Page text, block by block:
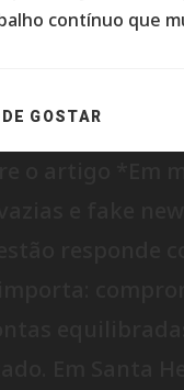
contínuo que
GOSTAR